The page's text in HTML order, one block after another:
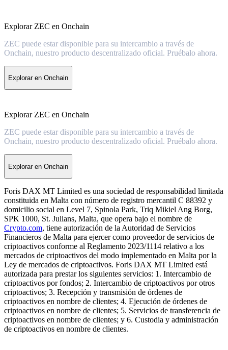
Explorar ZEC en Onchain
ZEC puede estar disponible para su intercambio a través de
Onchain, nuestro producto descentralizado oficial. Pruébalo ahora.
Explorar en Onchain
Explorar ZEC en Onchain
ZEC puede estar disponible para su intercambio a través de
Onchain, nuestro producto descentralizado oficial. Pruébalo ahora.
Explorar en Onchain
Foris DAX MT Limited es una sociedad de responsabilidad limitada
constituida en Malta con número de registro mercantil C 88392 y
domicilio social en Level 7, Spinola Park, Triq Mikiel Ang Borg,
SPK 1000, St. Julians, Malta, que opera bajo el nombre de
Crypto.com, tiene autorización de la Autoridad de Servicios
Financieros de Malta para ejercer como proveedor de servicios de
criptoactivos conforme al Reglamento 2023/1114 relativo a los
mercados de criptoactivos del modo implementado en Malta por la
Ley de mercados de criptoactivos. Foris DAX MT Limited está
autorizada para prestar los siguientes servicios: 1. Intercambio de
criptoactivos por fondos; 2. Intercambio de criptoactivos por otros
criptoactivos; 3. Recepción y transmisión de órdenes de
criptoactivos en nombre de clientes; 4. Ejecución de órdenes de
criptoactivos en nombre de clientes; 5. Servicios de transferencia de
criptoactivos en nombre de clientes; y 6. Custodia y administración
de criptoactivos en nombre de clientes.